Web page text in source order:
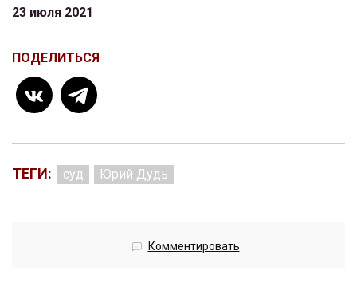
23 июля 2021
ПОДЕЛИТЬСЯ
ТЕГИ: суд Юрий Дудь
Комментировать